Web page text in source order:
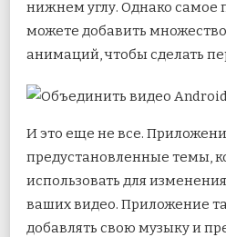
нижнем углу. Однако самое
можете добавить
анимаций, чтобы сделать
И это еще не все.
предустановленные темы,
использовать для
ваших видео. Приложение
добавлять свою музыку и